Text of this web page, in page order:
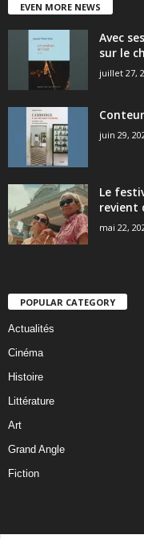
EVEN MORE NEWS
Avec
sur le
juillet 27,
juin 29,
Le
revient
mai 22,
POPULAR CATEGORY
Actualités
Cinéma
Histoire
Littérature
Art
Grand Angle
Fiction